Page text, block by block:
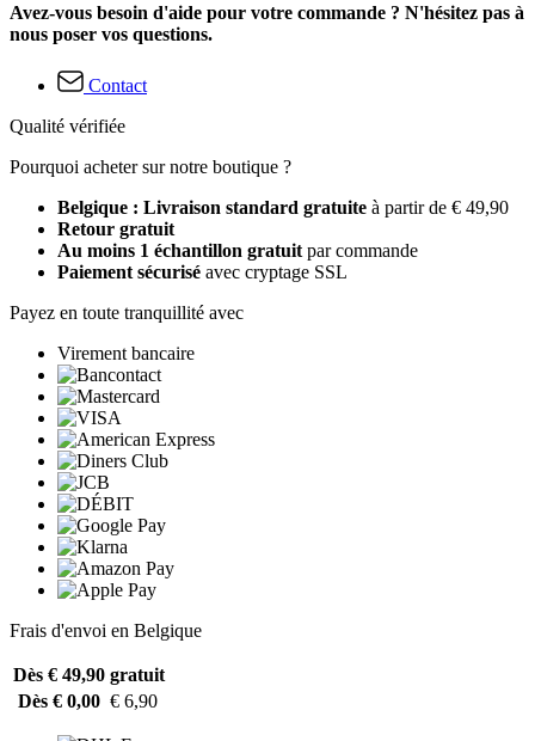
Avez-vous besoin d'aide pour votre commande ? N'hésitez pas à
nous poser vos questions.
Contact
Qualité vérifiée
Pourquoi acheter sur notre boutique ?
Belgique : Livraison standard gratuite à partir de € 49,90
Retour gratuit
Au moins 1 échantillon gratuit par commande
Paiement sécurisé avec cryptage SSL
Payez en toute tranquillité avec
Virement bancaire
Frais d'envoi en Belgique
Dès € 49,90 gratuit
Dès € 0,00 € 6,90